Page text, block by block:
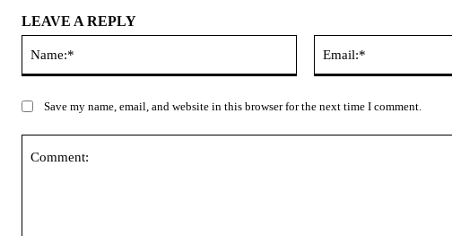
LEAVE A REPLY
Save my name, email, and website in this browser for the next time I comment.